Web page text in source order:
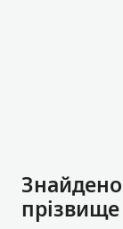
прізвище